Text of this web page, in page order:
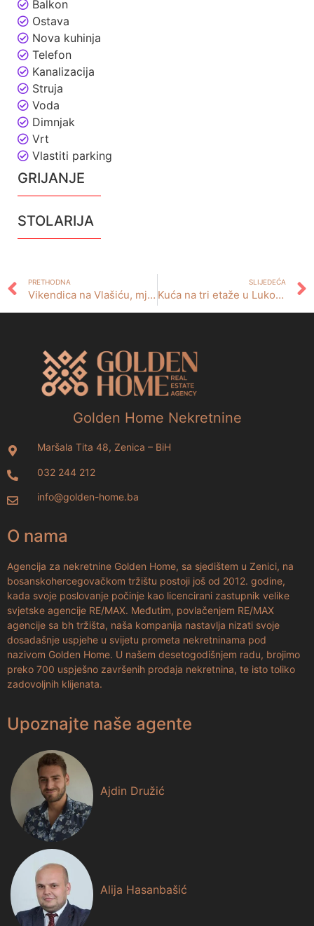
Balkon
Ostava
Nova kuhinja
Telefon
Kanalizacija
Struja
Voda
Dimnjak
Vrt
Vlastiti parking
GRIJANJE
STOLARIJA
PRETHODNA
Vikendica na Vlašiću, mjesto Kukotnica
SLIJEDEĆA
Kuća na tri etaže u Lukovom polju- ZENICA
Golden Home Nekretnine
Maršala Tita 48, Zenica – BiH
032 244 212
info@golden-home.ba
O nama
Agencija za nekretnine Golden Home, sa sjedištem u Zenici, na
bosanskohercegovačkom tržištu postoji još od 2012. godine,
kada svoje poslovanje počinje kao licencirani zastupnik velike
svjetske agencije RE/MAX. Međutim, povlačenjem RE/MAX
agencije sa bh tržišta, naša kompanija nastavlja nizati svoje
dosadašnje uspjehe u svijetu prometa nekretninama pod
nazivom Golden Home. U našem desetogodišnjem radu, brojimo
preko 700 uspješno završenih prodaja nekretnina, te isto toliko
zadovoljnih klijenata.
Upoznajte naše agente
Ajdin Družić
Alija Hasanbašić